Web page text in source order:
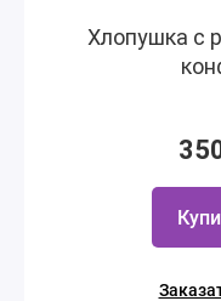
Хлопушка с